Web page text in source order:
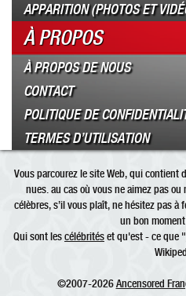
APPARITION (PHOTOS ET
À PROPOS
À PROPOS DE NOUS
CONTACT
POLITIQUE DE
TERMES D’UTILISATION
Vous parcourez le site Web, qui contient
nues. au cas où vous ne aimez pas
célèbres, s’il vous plaît, ne hésitez pas à
un bon
Qui sont lescélébritéset qu'est - ce que "
©2007-2026Ancensored